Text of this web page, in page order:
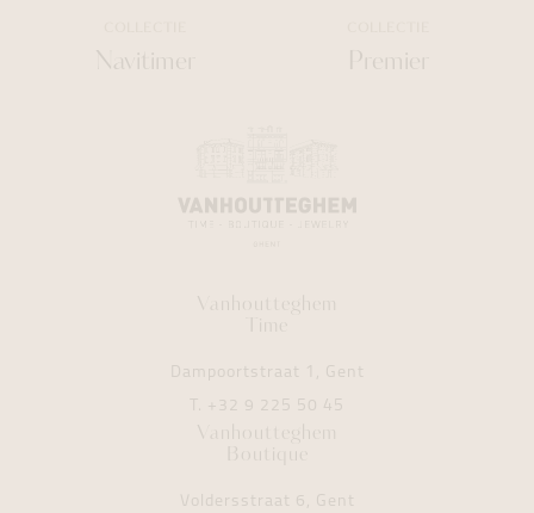
Navitimer Premier
Vanhoutteghem
Time
Dampoortstraat 1, Gent
T. +32 9 225 50 45
Vanhoutteghem
Boutique
Voldersstraat 6, Gent